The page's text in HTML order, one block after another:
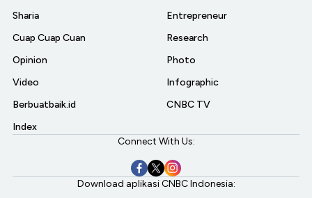
Sharia
Cuap Cuap Cuan
Opinion
Video
Berbuatbaik.id
Index
Entrepreneur
Research
Photo
Infographic
CNBC TV
Connect With Us:
Download aplikasi CNBC Indonesia: